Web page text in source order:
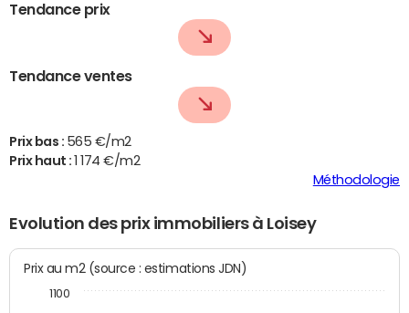
Tendance prix
Tendance ventes
Prix bas : 565 €/m2
Prix haut :
1 174 €/m2
Méthodologie
Evolution des prix immobiliers à Loisey
Prix au m2 (source : estimations JDN)
1100